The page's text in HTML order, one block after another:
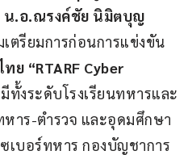
น.อ.ณรงค์ชัย นิมิตบุญ
ตรียมการก่อนการแข่งขัน
ย “RTARF Cyber
มีทั้งระดับโรงเรียนทหารและ
าร-ตำรวจ และอุดมศึกษา
เบอร์ทหาร กองบัญชาการ